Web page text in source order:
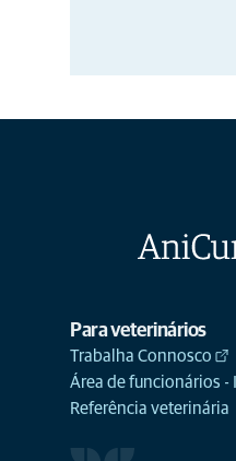
Para veterinários
Trabalha Connosco
Área de funcionários -
Referência veterinária